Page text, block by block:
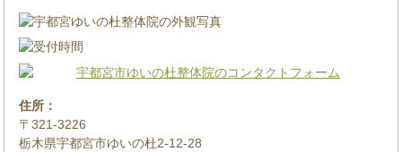
住所：
〒321-3226
栃木県宇都宮市ゆいの杜2-12-28